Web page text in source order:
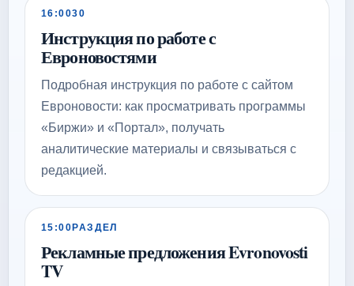
16:0030
Инструкция по работе с
Евроновостями
Подробная инструкция по работе с сайтом
Евроновости: как просматривать программы
«Биржи» и «Портал», получать
аналитические материалы и связываться с
редакцией.
15:00 РАЗДЕЛ
Рекламные предложения Evronovosti
TV